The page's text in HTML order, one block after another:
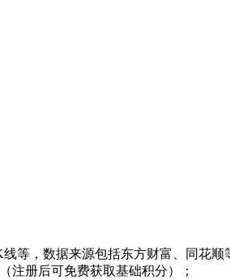
等，数据来源包括东方财富、同花顺
注册后可免费获取基础积分）；